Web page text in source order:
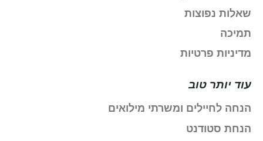
שאלות נפוצות
תמיכה
מדיניות פרטיות
עוד יותר טוב
הנחה לחיילים ומשרתי מילואים
הנחת סטודנט